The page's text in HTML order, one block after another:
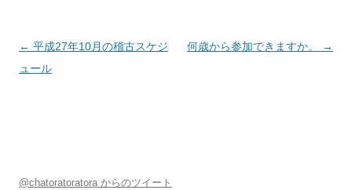
投稿ナビゲーション
← 平成27年10月の稽古スケジ
ュール
何歳から参加できますか。 →
@chatoratoratora からのツイート